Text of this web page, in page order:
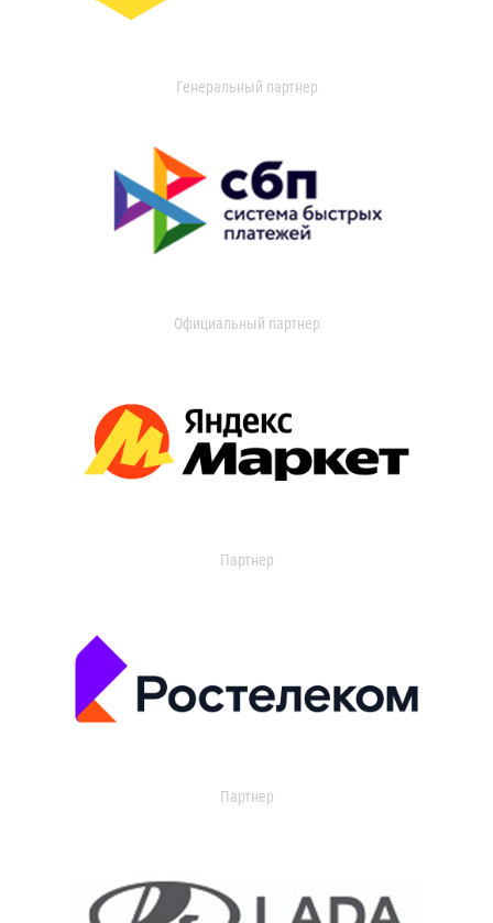
Генеральный партнер
Официальный партнер
Партнер
Партнер